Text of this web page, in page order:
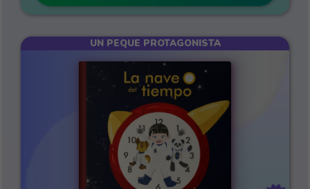
UN PEQUE PROTAGONISTA